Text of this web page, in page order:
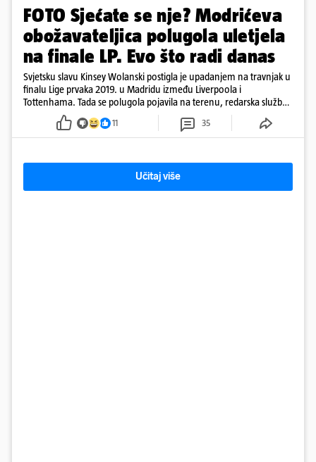
FOTO Sjećate se nje? Modrićeva
obožavateljica polugola uletjela
na finale LP. Evo što radi danas
Svjetsku slavu Kinsey Wolanski postigla je upadanjem na travnjak u
finalu Lige prvaka 2019. u Madridu između Liverpoola i
Tottenhama. Tada se polugola pojavila na terenu, redarska služba
ju je lovila po travnjaku, a njezine fotografije obišle su svijet.
11 35
Učitaj više